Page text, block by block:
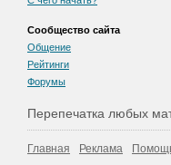
Сообщество сайта
Общение
Рейтинги
Форумы
Перепечатка любых
Главная Реклама